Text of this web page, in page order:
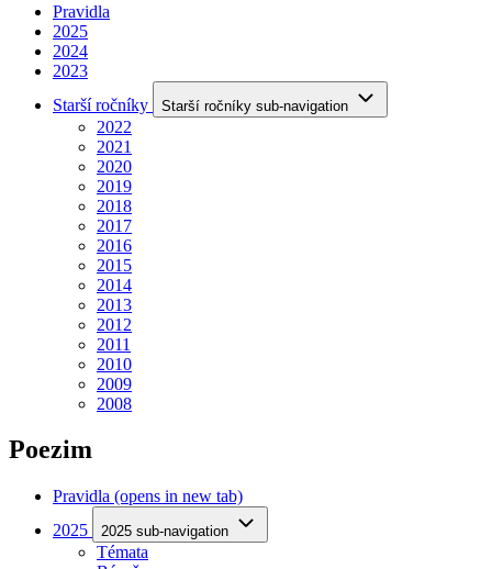
Pravidla
2025
2024
2023
Starší ročníky
Starší ročníky sub-navigation
2022
2021
2020
2019
2018
2017
2016
2015
2014
2013
2012
2011
2010
2009
2008
Poezim
Pravidla (opens in new tab)
2025
2025 sub-navigation
Témata